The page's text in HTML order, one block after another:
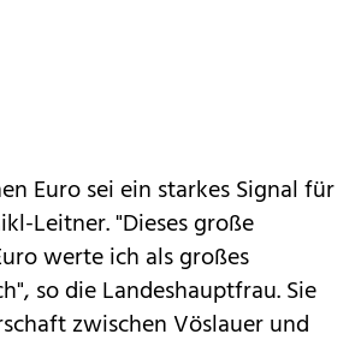
Euro sei ein starkes Signal für
Leitner. "Dieses große
werte ich als großes
so die Landeshauptfrau. Sie
zwischen Vöslauer und